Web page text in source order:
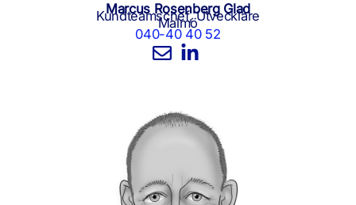
Marcus Rosenberg Glad
Kundteamschef, Utvecklare
Malmö
040-40 40 52